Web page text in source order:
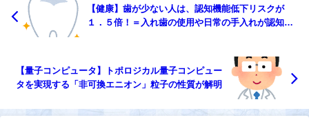
【健康】歯が少ない人は、認知機能低下リスクが
１．５倍！＝入れ歯の使用や日常の手入れが認知症
【量子コンピュータ】トポロジカル量子コンピュー
タを実現する「非可換エニオン」粒子の性質が解明